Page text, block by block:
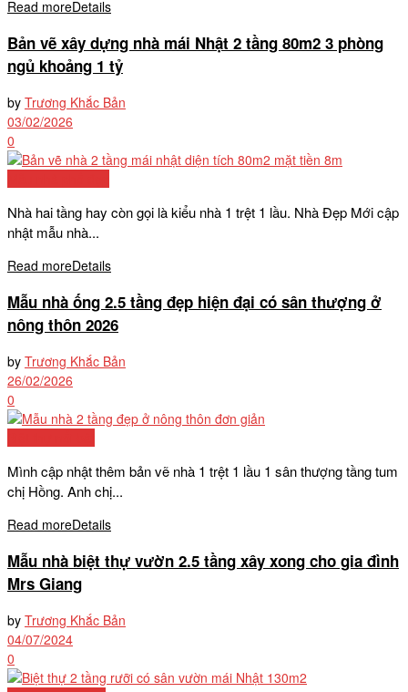
Read moreDetails
Bản vẽ xây dựng nhà mái Nhật 2 tầng 80m2 3 phòng
ngủ khoảng 1 tỷ
by Trương Khắc Bản
03/02/2026
0
Nhà hai tầng hay còn gọi là kiểu nhà 1 trệt 1 lầu. Nhà Đẹp Mới cập
nhật mẫu nhà...
Read moreDetails
Mẫu nhà ống 2.5 tầng đẹp hiện đại có sân thượng ở
nông thôn 2026
by Trương Khắc Bản
26/02/2026
0
Mình cập nhật thêm bản vẽ nhà 1 trệt 1 lầu 1 sân thượng tầng tum
chị Hồng. Anh chị...
Read moreDetails
Mẫu nhà biệt thự vườn 2.5 tầng xây xong cho gia đình
Mrs Giang
by Trương Khắc Bản
04/07/2024
0